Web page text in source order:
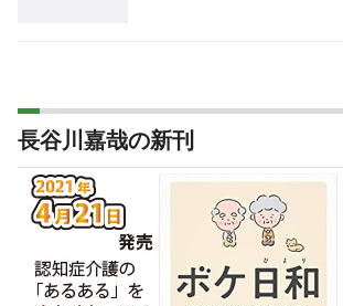
長谷川嘉哉の新刊